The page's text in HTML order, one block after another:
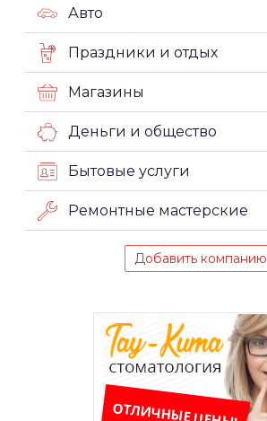
Авто
Праздники и отдых
Магазины
Деньги и общество
Бытовые услуги
Ремонтные мастерские
Добавить компанию